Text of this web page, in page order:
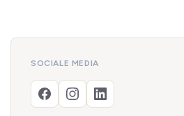
SOCIALE MEDIA